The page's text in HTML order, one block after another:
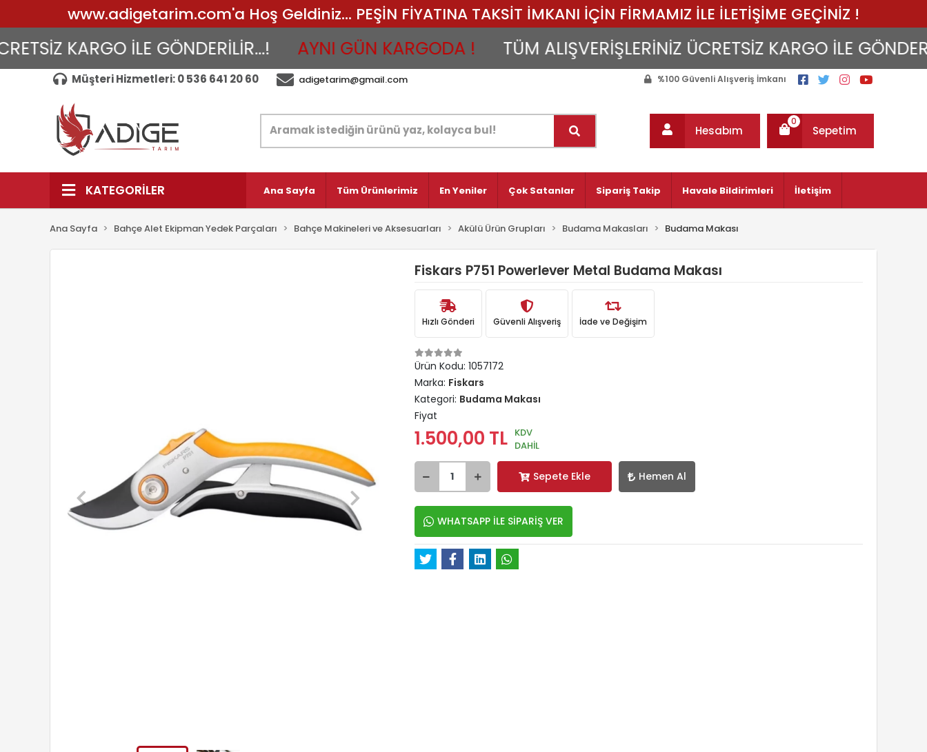
www.adigetarim.com'a Hoş Geldiniz... PEŞİN FİYATINA TAKSİT İMKANI İÇİN FİRMAMIZ İLE İLETİŞİME GEÇİNİZ !
KARGO İLE GÖNDERİLİR...! AYNI GÜN KARGODA ! TÜM ALIŞVERİŞLERİNİZ ÜCRETSİZ KARGO İLE
Müşteri Hizmetleri: 0 536 641 20 60 adigetarim@gmail.com %100 Güvenli Alışveriş İmkanı
Hesabım Sepetim
0
KATEGORİLER Ana Sayfa Tüm Ürünlerimiz En Yeniler Çok Satanlar Sipariş Takip Havale Bildirimleri İletişim
Ana Sayfa Bahçe Alet Ekipman Yedek Parçaları Bahçe Makineleri ve Aksesuarları Akülü Ürün Grupları Budama Makasları Budama Makası
Fiskars P751 Powerlever Metal Budama Makası
Hızlı Gönderi Güvenli Alışveriş İade ve Değişim
Ürün Kodu: 1057172
Marka: Fiskars
Kategori: Budama Makası
Fiyat
1.500,00 TL
KDV
DAHİL
Sepete Ekle Hemen Al
WHATSAPP İLE SİPARİŞ VER